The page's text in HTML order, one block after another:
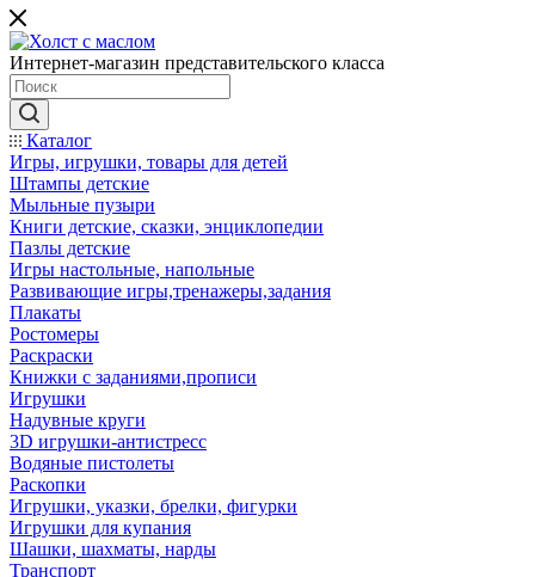
Интернет-магазин представительского класса
Каталог
Игры, игрушки, товары для детей
Штампы детские
Мыльные пузыри
Книги детские, сказки, энциклопедии
Пазлы детские
Игры настольные, напольные
Развивающие игры,тренажеры,задания
Плакаты
Ростомеры
Раскраски
Книжки с заданиями,прописи
Игрушки
Надувные круги
3D игрушки-антистресс
Водяные пистолеты
Раскопки
Игрушки, указки, брелки, фигурки
Игрушки для купания
Шашки, шахматы, нарды
Транспорт